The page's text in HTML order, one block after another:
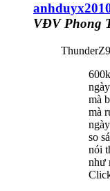
VĐV Phong
mà
mà
so
nói
như